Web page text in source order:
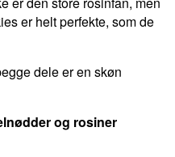
er helt perfekte, som de
dele er en skøn
og rosiner